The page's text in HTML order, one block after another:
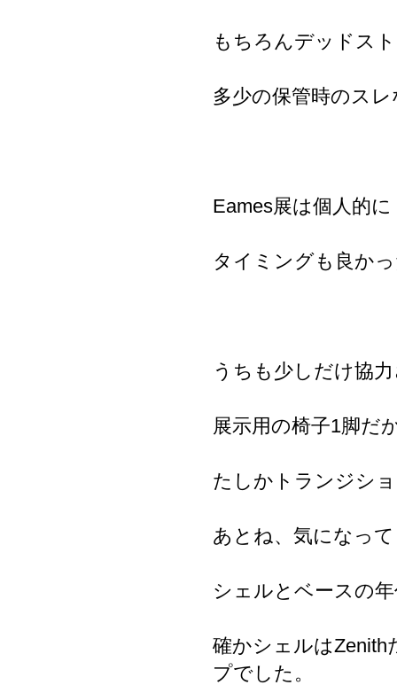
もちろんデッドス
多少の保管時のス
Eames展は個人的
タイミングも良か
うちも少しだけ協
展示用の椅子1脚だ
たしかトランジシ
あとね、気になっ
シェルとベースの
確かシェルは
プでした。